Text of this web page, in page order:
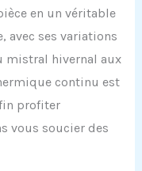
en un véritable
avec ses variations
mistral hivernal aux
continu est
profiter
vous soucier des